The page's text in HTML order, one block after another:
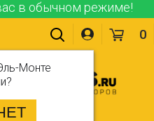
в обычном режиме!
Монте
0